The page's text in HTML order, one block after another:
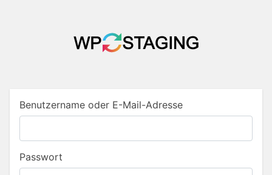
Benutzername oder E-Mail-Adresse
Passwort